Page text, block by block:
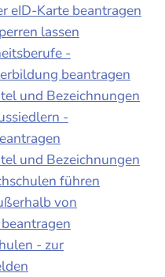
eID-Karte beantragen
lassen
-
beantragen
und Bezeichnungen
-
und Bezeichnungen
führen
von
- zur